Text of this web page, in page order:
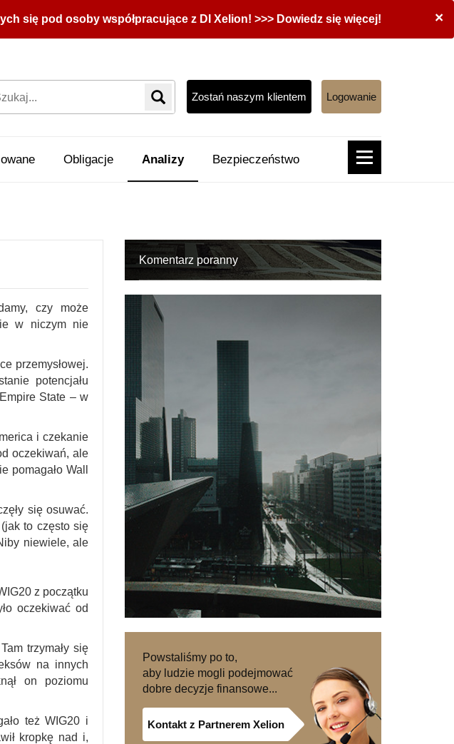
×
się pod osoby współpracujące z DI Xelion! >>> Dowiedz się więcej!
Zostań naszym klientem Logowanie
Obligacje Analizy Bezpieczeństwo
czy może
w niczym nie
przemysłowej.
potencjału
State – w
i czekanie
oczekiwań, ale
pomagało Wall
się osuwać.
to często się
niewiele, ale
z początku
oczekiwać od
trzymały się
na innych
on poziomu
też WIG20 i
kropkę nad i,
Komentarz poranny
Powstaliśmy po to,
aby ludzie mogli podejmować
dobre decyzje finansowe...
Kontakt z Partnerem Xelion